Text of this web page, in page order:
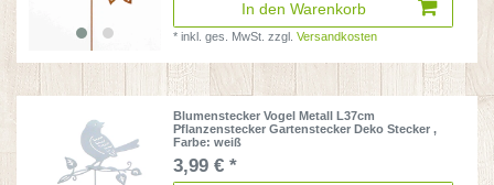
In den Warenkorb
*inkl. ges. MwSt. zzgl.Versandkosten
Blumenstecker Vogel Metall L37cm
Pflanzenstecker Gartenstecker Deko Stecker,
Farbe: weiß
3,99 € *